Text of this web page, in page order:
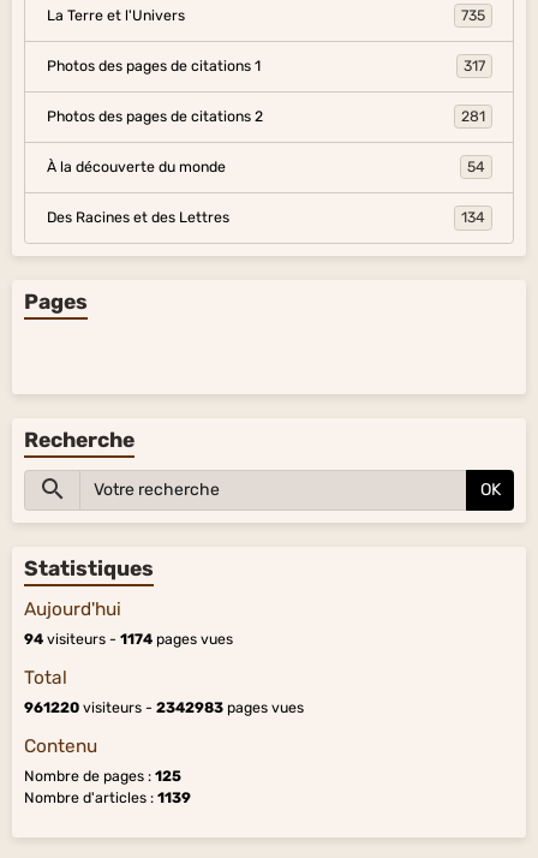
La Terre et l'Univers 735
Photos des pages de citations 1 317
Photos des pages de citations 2 281
À la découverte du monde 54
Des Racines et des Lettres 134
Pages
Recherche
OK
Statistiques
Aujourd'hui
94 visiteurs - 1174 pages vues
Total
961220 visiteurs - 2342983 pages vues
Contenu
Nombre de pages : 125
Nombre d'articles : 1139